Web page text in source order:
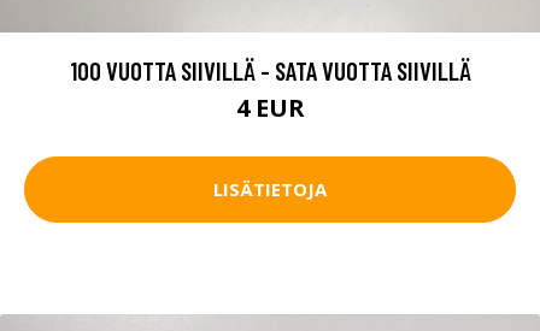
100 VUOTTA SIIVILLÄ - SATA VUOTTA SIIVILLÄ
4 EUR
LISÄTIETOJA